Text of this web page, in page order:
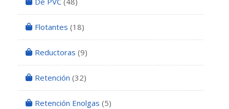
Flotantes (18)
Reductoras (9)
Retención (32)
Retención Enolgas (5)